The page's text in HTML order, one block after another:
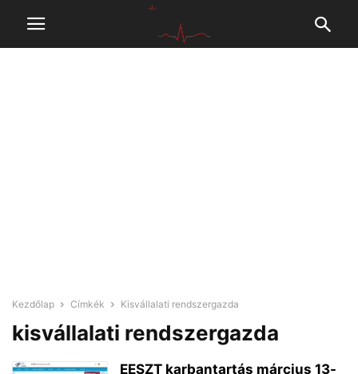
Kezdőlap Címkék Kisvállalati rendszergazda
kisvállalati rendszergazda
EESZT karbantartás március 13-